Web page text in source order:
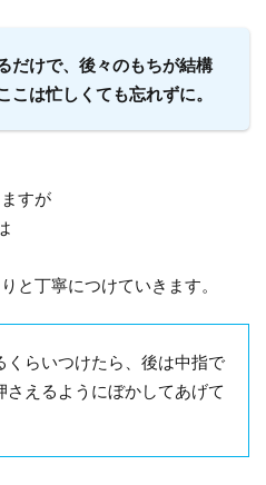
だけで、後々のもちが結構
こは忙しくても忘れずに。
すが
と丁寧につけていきます。
くらいつけたら、後は中指で
さえるようにぼかしてあげて